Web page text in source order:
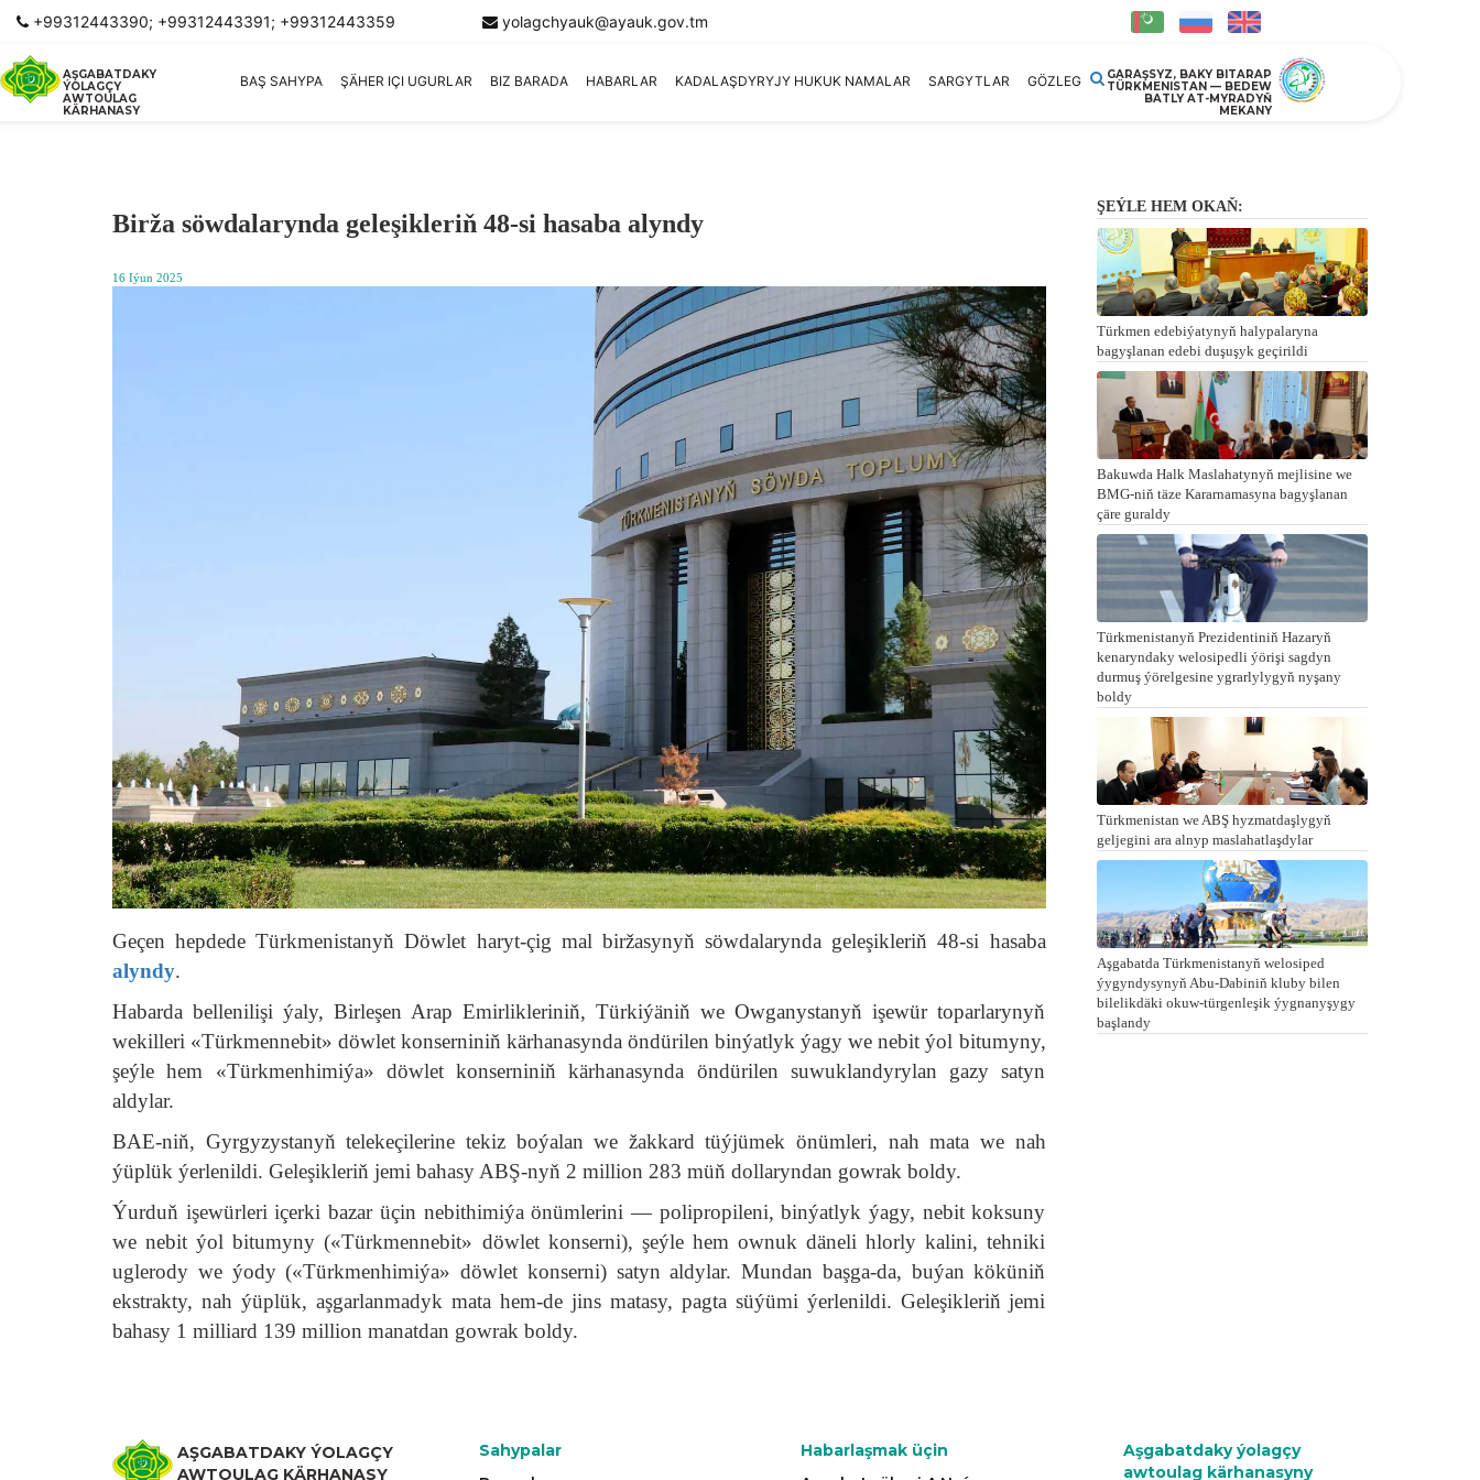
+99312443390; +99312443391; +99312443359 yolagchyauk@ayauk.gov.tm
AŞGABATDAKY
ÝOLAGÇY
AWTOULAG
KÄRHANASY
BAŞ SAHYPA ŞÄHER IÇI UGURLAR BIZ BARADA HABARLAR KADALAŞDYRYJY HUKUK NAMALAR SARGYTLAR GÖZLEG
GARAŞSYZ, BAKY BITARAP
TÜRKMENISTAN — BEDEW
BATLY AT-MYRADYŇ
MEKANY
Birža söwdalarynda geleşikleriň 48-si hasaba alyndy
16 Iýun 2025
Geçen hepdede Türkmenistanyň Döwlet haryt-çig mal biržasynyň söwdalarynda geleşikleriň 48-si hasaba
alyndy.
Habarda bellenilişi ýaly, Birleşen Arap Emirlikleriniň, Türkiýäniň we Owganystanyň işewür toparlarynyň
wekilleri «Türkmennebit» döwlet konserniniň kärhanasynda öndürilen binýatlyk ýagy we nebit ýol bitumyny,
şeýle hem «Türkmenhimiýa» döwlet konserniniň kärhanasynda öndürilen suwuklandyrylan gazy satyn
aldylar.
BAE-niň, Gyrgyzystanyň telekeçilerine tekiz boýalan we žakkard tüýjümek önümleri, nah mata we nah
ýüplük ýerlenildi. Geleşikleriň jemi bahasy ABŞ-nyň 2 million 283 müň dollaryndan gowrak boldy.
Ýurduň işewürleri içerki bazar üçin nebithimiýa önümlerini — polipropileni, binýatlyk ýagy, nebit koksuny
we nebit ýol bitumyny («Türkmennebit» döwlet konserni), şeýle hem ownuk däneli hlorly kalini, tehniki
uglerody we ýody («Türkmenhimiýa» döwlet konserni) satyn aldylar. Mundan başga-da, buýan köküniň
ekstrakty, nah ýüplük, aşgarlanmadyk mata hem-de jins matasy, pagta süýümi ýerlenildi. Geleşikleriň jemi
bahasy 1 milliard 139 million manatdan gowrak boldy.
ŞEÝLE HEM OKAŇ:
Türkmen edebiýatynyň halypalaryna
bagyşlanan edebi duşuşyk geçirildi
Bakuwda Halk Maslahatynyň mejlisine we
BMG-niň täze Kararnamasyna bagyşlanan
çäre guraldy
Türkmenistanyň Prezidentiniň Hazaryň
kenaryndaky welosipedli ýörişi sagdyn
durmuş ýörelgesine ygrarlylygyň nyşany
boldy
Türkmenistan we ABŞ hyzmatdaşlygyň
geljegini ara alnyp maslahatlaşdylar
Aşgabatda Türkmenistanyň welosiped
ýygyndysynyň Abu-Dabiniň kluby bilen
bilelikdäki okuw-türgenleşik ýygnanyşygy
başlandy
AŞGABATDAKY ÝOLAGÇY
AWTOULAG KÄRHANASY
Sahypalar
Habarlaşmak üçin
Aşgabatdaky ýolagçy
awtoulag kärhanasyny